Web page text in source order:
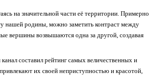
на значительной части её территории. Примерно
нашей родины, можно заметить контраст между
вершины возвышаются одна за другой, создавая
составил рейтинг самых величественных и
их своей неприступностью и красотой,